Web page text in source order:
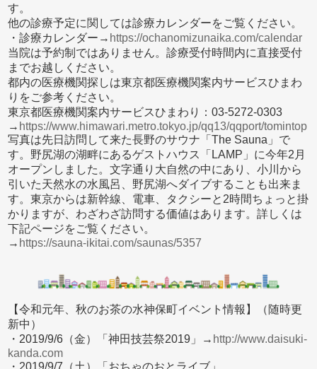
す。
他の診療予定に関しては診療カレンダーをご覧ください。
・診療カレンダー→ https://ochanomizunaika.com/calendar
当院は予約制ではありません。診療受付時間内に直接受付
までお越しください。
都内の医療機関探しは東京都医療機関案内サービスひまわ
りをご参考ください。
東京都医療機関案内サービスひまわり：03-5272-0303
→ https://www.himawari.metro.tokyo.jp/qq13/qqport/tomintop
写真は先日訪問して来た長野のサウナ「The Sauna」で
す。野尻湖の湖畔にあるゲストハウス「LAMP」に今年2月
オープンしました。文字通り大自然の中にあり、小川から
引いた天然水の水風呂、野尻湖へダイブすることも出来ま
す。東京からは新幹線、電車、タクシーと2時間ちょっと掛
かりますが、わざわざ訪問する価値はあります。詳しくは
下記ページをご覧ください。
→ https://sauna-ikitai.com/saunas/5357
【令和元年、秋のお茶の水神保町イベント情報】（随時更
新中）
・2019/9/6（金）「神田技芸祭2019」→ http://www.daisuki-
kanda.com
・2019/9/7（土）「おちゃのおとライブ」